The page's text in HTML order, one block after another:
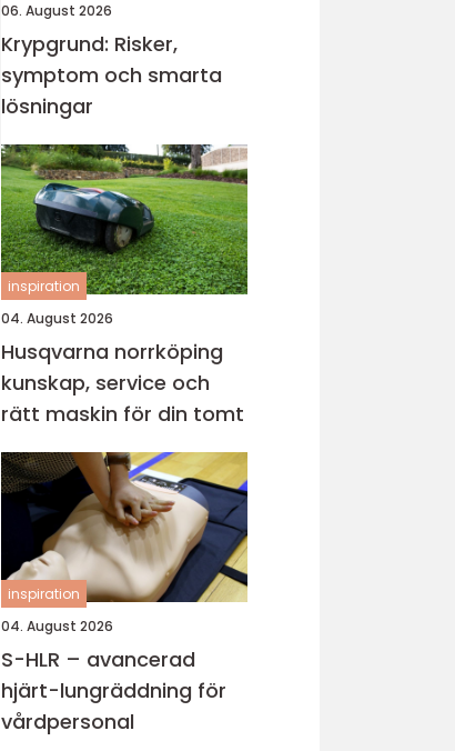
06. August 2026
Krypgrund: Risker,
symptom och smarta
lösningar
inspiration
04. August 2026
Husqvarna norrköping
kunskap, service och
rätt maskin för din tomt
inspiration
04. August 2026
S-HLR – avancerad
hjärt-lungräddning för
vårdpersonal